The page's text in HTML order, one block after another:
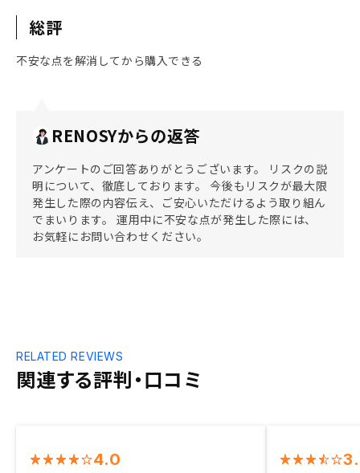
総評
不安な点を解消してから購入できる
RENOSYからの返答
アンケートのご回答ありがとうございます。 リスクの説
明について、徹底しております。 今後もリスクが最大限
発生した際の内容伝え、ご安心いただけるよう取り組ん
でまいります。 運用中に不安な点が発生した際には、
お気軽にお問い合わせください。
関連する評判・口コミ
RELATED REVIEWS
4.0